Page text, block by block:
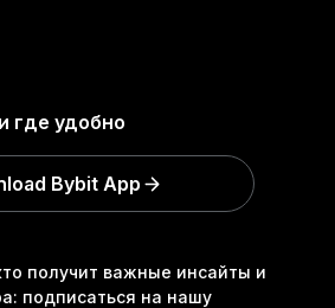
получит важные инсайты и
подписаться на нашу
где удобно
Bybit App